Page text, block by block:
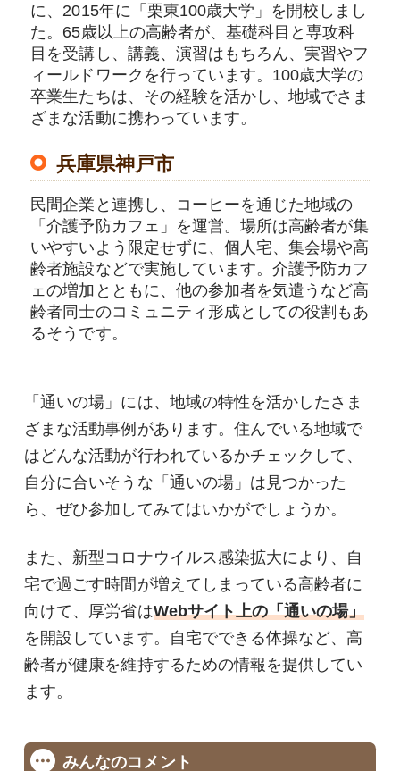
に、2015年に「栗東100歳大学」を開校しまし
た。65歳以上の高齢者が、基礎科目と専攻科
目を受講し、講義、演習はもちろん、実習やフ
ィールドワークを行っています。100歳大学の
卒業生たちは、その経験を活かし、地域でさま
ざまな活動に携わっています。
兵庫県神戸市
民間企業と連携し、コーヒーを通じた地域の
「介護予防カフェ」を運営。場所は高齢者が集
いやすいよう限定せずに、個人宅、集会場や高
齢者施設などで実施しています。介護予防カフ
ェの増加とともに、他の参加者を気遣うなど高
齢者同士のコミュニティ形成としての役割もあ
るそうです。
「通いの場」には、地域の特性を活かしたさま
ざまな活動事例があります。住んでいる地域で
はどんな活動が行われているかチェックして、
自分に合いそうな「通いの場」は見つかった
ら、ぜひ参加してみてはいかがでしょうか。
また、新型コロナウイルス感染拡大により、自
宅で過ごす時間が増えてしまっている高齢者に
向けて、厚労省はWebサイト上の「通いの場」
を開設しています。自宅でできる体操など、高
齢者が健康を維持するための情報を提供してい
ます。
みんなのコメント